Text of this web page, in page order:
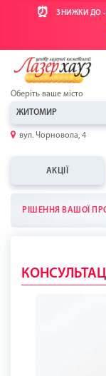
⏰ ЗНИЖКИ ДО -
Оберіть ваше місто
ЖИТОМИР
вул. Чорновола, 4
АКЦІЇ
РІШЕННЯ ВАШОЇ